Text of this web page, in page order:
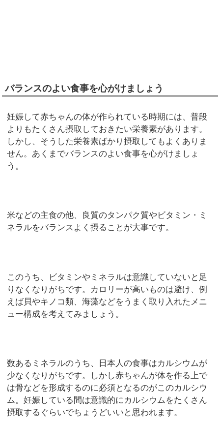
バランスのよい食事を心がけましょう
妊娠して赤ちゃんの体が作られている時期には、普段
よりもたくさん摂取しておきたい栄養素があります。
しかし、そうした栄養素ばかり摂取してもよくありま
せん。あくまでバランスのよい食事を心がけましょ
う。
米などの主食の他、良質のタンパク質やビタミン・ミ
ネラルをバランスよく摂ることが大事です。
このうち、ビタミンやミネラルは意識していないと足
りなくなりがちです。カロリーが高いものは避け、例
えば貝やキノコ類、海藻などをうまく取り入れたメニ
ュー構成を考えてみましょう。
数あるミネラルのうち、日本人の食事はカルシウムが
少なくなりがちです。しかし赤ちゃんが体を作る上で
は骨などを形成するのに必須となるのがこのカルシウ
ム。妊娠している間は意識的にカルシウムをたくさん
摂取するぐらいでちょうどいいと思われます。